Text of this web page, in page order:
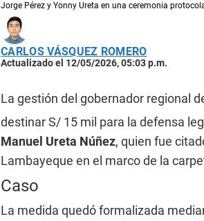
Jorge Pérez y Yonny Ureta en una ceremonia
CARLOS VÁSQUEZ ROMERO
Actualizado el 12/05/2026, 05:03 p.m.
La gestión del gobernador regional
destinar S/ 15 mil para la defensa
Manuel Ureta Núñez, quien fue
Lambayeque en el marco de la
Caso
La medida quedó formalizada